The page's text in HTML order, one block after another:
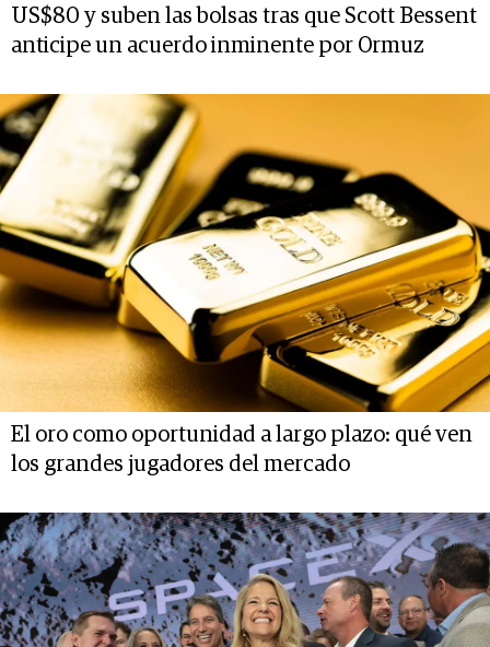
US$80 y suben las bolsas tras que Scott Bessent
anticipe un acuerdo inminente por Ormuz
El oro como oportunidad a largo plazo: qué ven
los grandes jugadores del mercado